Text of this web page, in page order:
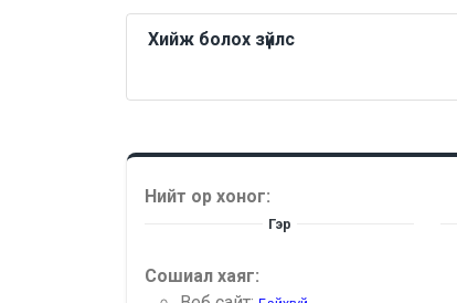
Хийж болох зүйлс
Нийт ор хоног:
Гэр
Сошиал хаяг: